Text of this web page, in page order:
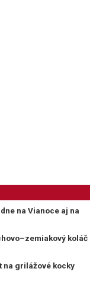
na Vianoce aj na
koláč
na grilážové kocky